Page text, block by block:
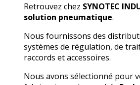
Retrouvez chez SYNOTEC
solution pneumatique.
Nous fournissons des
systèmes de régulation, de
raccords et accessoires.
Nous avons sélectionné pour